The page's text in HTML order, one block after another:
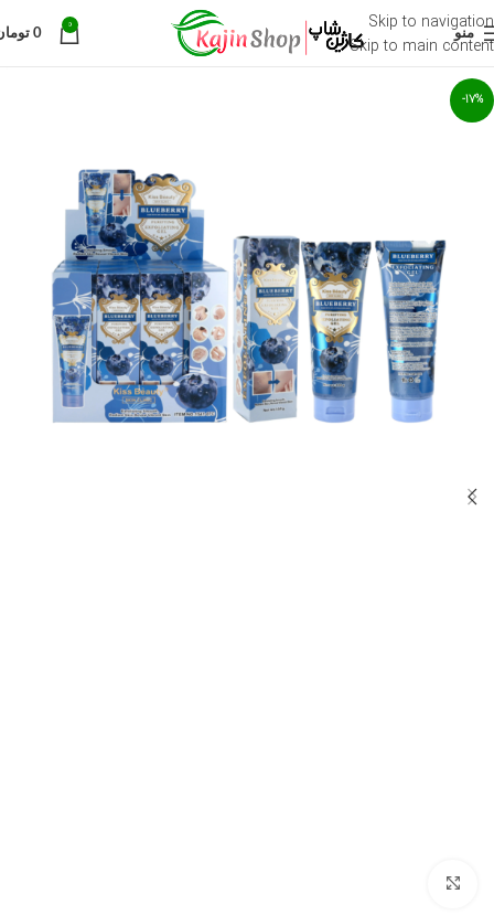
Skip to navigation
Skip to main content
منو
0
0
-17%